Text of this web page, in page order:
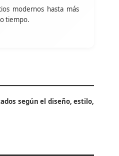
modernos hasta más
tiempo.
según el diseño, estilo,